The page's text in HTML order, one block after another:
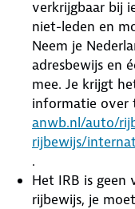
verkrijgbaar bij
niet-leden en
Neem je
adresbewijs en
mee. Je krijgt
informatie over
anwb.nl/auto/
rijbewijs/
.
Het IRB is geen
rijbewijs, je